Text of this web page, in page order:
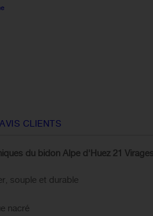
AVIS CLIENTS
du bidon Alpe d'Huez 21
souple et durable
nacré